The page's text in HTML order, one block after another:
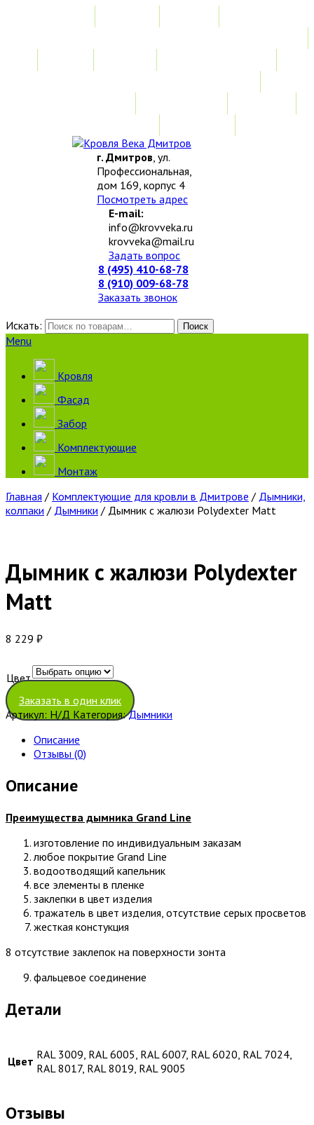
г. Дмитров, ул.
Профессиональная,
дом 169, корпус 4
Посмотреть адрес
E-mail:
info@krovveka.ru
krovveka@mail.ru
Задать вопрос
8 (495) 410-68-78
8 (910) 009-68-78
Заказать звонок
Искать:
Поиск
Menu
Кровля
Фасад
Забор
Комплектующие
Монтаж
Главная / Комплектующие для кровли в Дмитрове / Дымники,
колпаки / Дымники / Дымник с жалюзи Polydexter Matt
Дымник с жалюзи Polydexter
Matt
8 229 ₽
Цвет
Очистить
Заказать в один клик
Артикул: Н/Д Категория:Дымники
Описание
Отзывы (0)
Описание
Преимущества дымника Grand Line
изготовление по индивидуальным заказам
любое покрытие Grand Line
водоотводящий капельник
все элементы в пленке
заклепки в цвет изделия
тражатель в цвет изделия, отсутствие серых просветов
жесткая констукция
8 отсутствие заклепок на поверхности зонта
фальцевое соединение
Детали
Цвет RAL 3009, RAL 6005, RAL 6007, RAL 6020, RAL 7024,
RAL 8017, RAL 8019, RAL 9005
Отзывы